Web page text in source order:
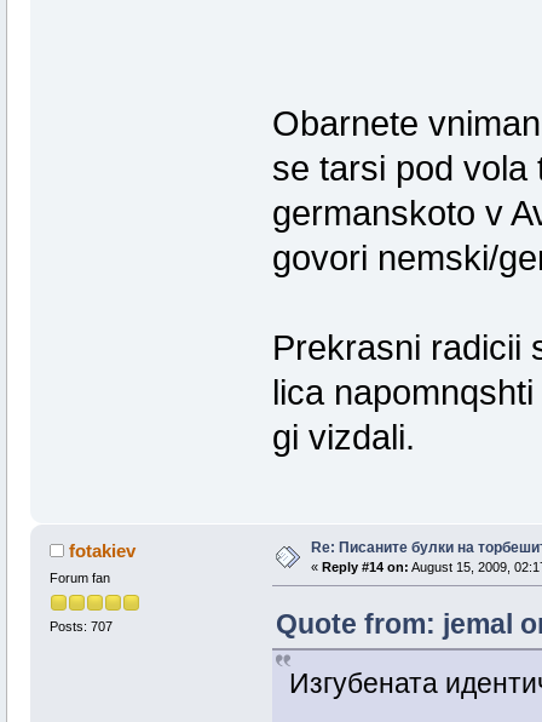
Obarnete
se tarsi pod vola
germanskoto v
govori nemski/
Prekrasni radicii
lica
gi vizdali.
fotakiev
Forum fan
Posts: 707
Re: Писаните булки на
« Reply #14 on: August 15, 2009,
Quote from: jemal
Изгубената